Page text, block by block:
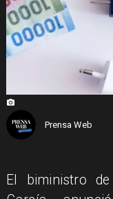
Prensa Web
El biministro